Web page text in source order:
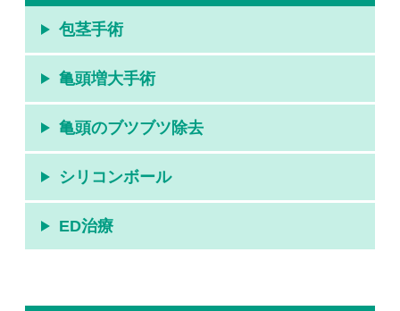
包茎手術
亀頭増大手術
亀頭のブツブツ除去
シリコンボール
ED治療